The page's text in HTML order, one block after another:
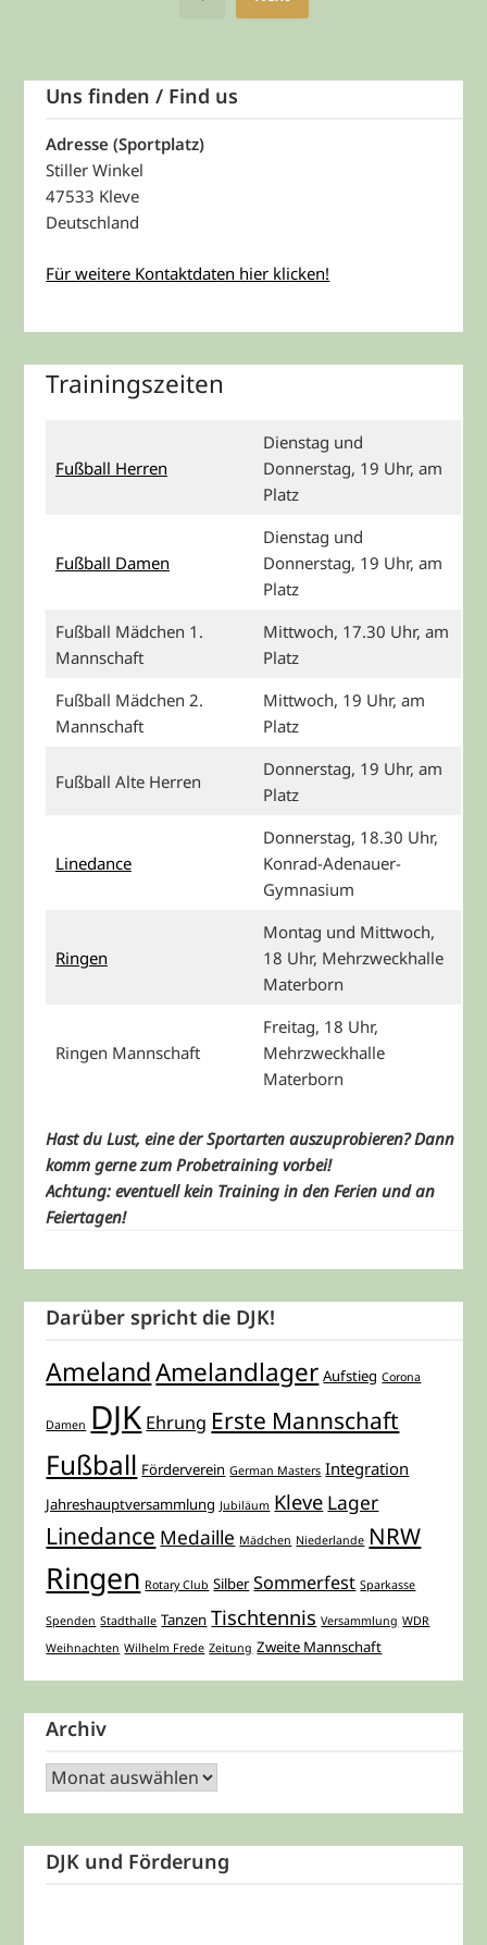
Uns finden / Find us
Adresse (Sportplatz)
Stiller Winkel
47533 Kleve
Deutschland
Für weitere Kontaktdaten hier klicken!
Trainingszeiten
Fußball Herren
Dienstag und
Donnerstag, 19 Uhr, am
Platz
Fußball Damen
Dienstag und
Donnerstag, 19 Uhr, am
Platz
Fußball Mädchen 1.
Mannschaft
Mittwoch, 17.30 Uhr, am
Platz
Fußball Mädchen 2.
Mannschaft
Mittwoch, 19 Uhr, am
Platz
Fußball Alte Herren
Donnerstag, 19 Uhr, am
Platz
Linedance
Donnerstag, 18.30 Uhr,
Konrad-Adenauer-
Gymnasium
Ringen
Montag und Mittwoch,
18 Uhr, Mehrzweckhalle
Materborn
Ringen Mannschaft
Freitag, 18 Uhr,
Mehrzweckhalle
Materborn
Hast du Lust, eine der Sportarten auszuprobieren? Dann
komm gerne zum Probetraining vorbei!
Achtung: eventuell kein Training in den Ferien und an
Feiertagen!
Darüber spricht die DJK!
AmelandAmelandlager Aufstieg Corona
Damen DJK Ehrung Erste Mannschaft
Fußball Förderverein German Masters Integration
Jahreshauptversammlung Jubiläum Kleve Lager
Linedance Medaille Mädchen Niederlande NRW
Ringen Rotary Club Silber Sommerfest Sparkasse
Spenden Stadthalle Tanzen Tischtennis Versammlung WDR
Weihnachten Wilhelm Frede Zeitung Zweite Mannschaft
Archiv
Archiv
DJK und Förderung